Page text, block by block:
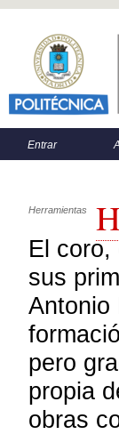
Menú principal
Menú
Entrar
Herramientas
El coro,
sus
Antonio
pero
propia
obras